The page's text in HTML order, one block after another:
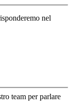
nel
team per parlare